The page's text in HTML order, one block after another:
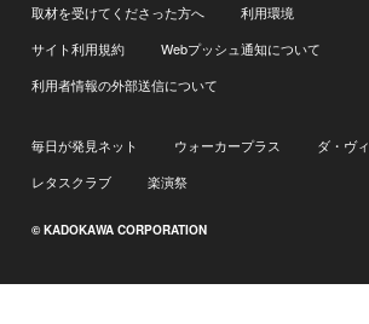
取材を受けてくださった方へ
利用環境
サイト利用規約
Webプッシュ通知について
利用者情報の外部送信について
毎日が発見ネット ウォーカープラス
ダ・ヴ
レタスクラブ
楽演祭
© KADOKAWA CORPORATION